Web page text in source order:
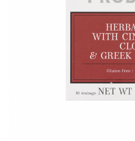
CIOCOLATĂ ȘI CACAO